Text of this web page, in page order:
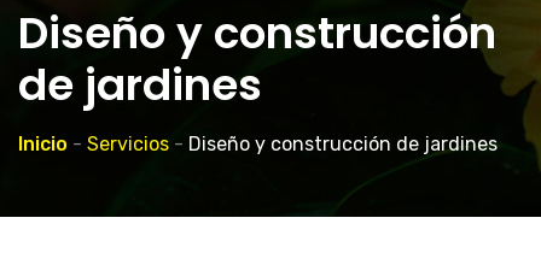
Diseño y construcción
de jardines
Inicio - Servicios - Diseño y construcción de jardines